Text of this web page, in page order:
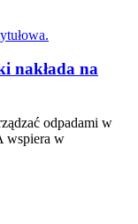
nakłada na
odpadami w
wspiera w